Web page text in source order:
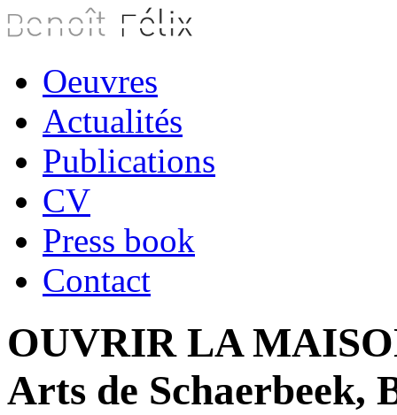
Oeuvres
Actualités
Publications
CV
Press book
Contact
OUVRIR LA
Arts de Schaerbeek,